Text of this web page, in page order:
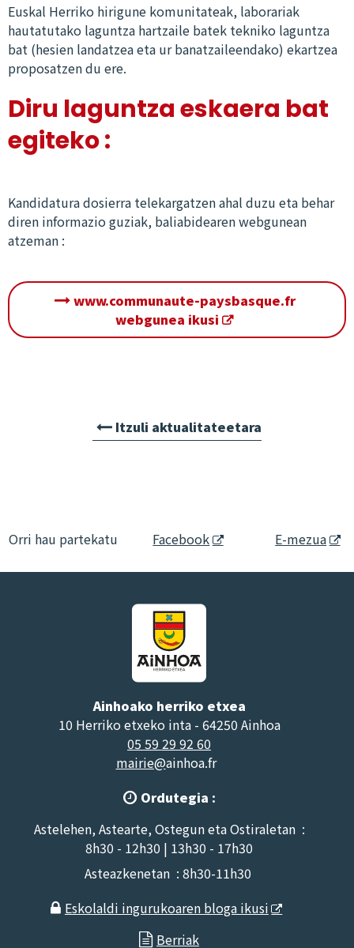
Euskal Herriko hirigune komunitateak, laborariak
hautatutako laguntza hartzaile batek tekniko laguntza
bat (hesien landatzea eta ur banatzaileendako) ekartzea
proposatzen du ere.
Diru laguntza eskaera bat
egiteko :
Kandidatura dosierra telekargatzen ahal duzu eta behar
diren informazio guziak, baliabidearen webgunean
atzeman :
www.communaute-paysbasque.fr
webgunea ikusi
Itzuli aktualitateetara
Orri hau partekatu Facebook E-mezua
Ainhoako herriko etxea
10 Herriko etxeko inta - 64250 Ainhoa
05 59 29 92 60
mairie@ainhoa.fr
 Ordutegia :
Astelehen, Astearte, Ostegun eta Ostiraletan :
8h30 - 12h30 | 13h30 - 17h30
Asteazkenetan : 8h30-11h30
 Eskolaldi ingurukoaren bloga ikusi
 Berriak